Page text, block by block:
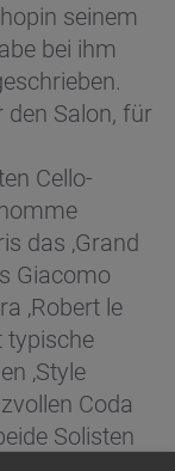
seinem
bei ihm
den Salon, für
Cello-
das ‚Grand
Giacomo
‚Robert le
typische
‚Style
Coda
Solisten